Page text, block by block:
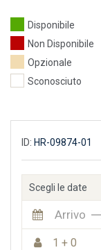
Disponibile
Non Disponibile
Opzionale
Sconosciuto
ID: HR-09874-01
Scegli le date
Arrivo
1 + 0